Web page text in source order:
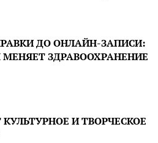
ДО ОНЛАЙН-ЗАПИСИ:
ЗДРАВООХРАНЕНИЕ
И ТВОРЧЕСКОЕ